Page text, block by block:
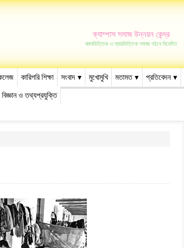
ক্যাম্পাস সমাজ উন্নয়ন কেন্দ্র
জ্ঞানভিত্তিক ও ন্যায়ভিত্তিক সমাজ গঠনে নিবেদিত
কারিগরি শিক্ষা সংবাদ মুখোমুখি মতামত প্রতিবেদন
বিজ্ঞান ও তথ্যপ্রযুক্তি